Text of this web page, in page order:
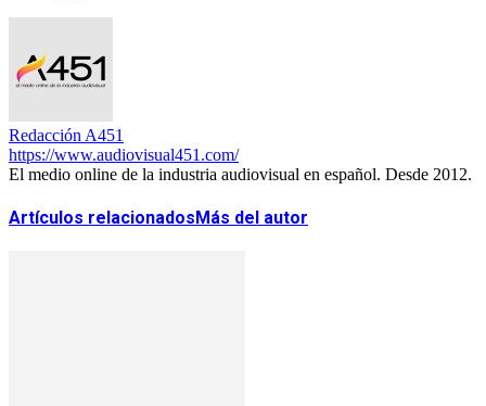
Redacción A451
https://www.audiovisual451.com/
El medio online de la industria audiovisual en español. Desde 2012.
Artículos relacionadosMás del autor